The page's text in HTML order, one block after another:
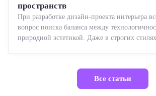
пространств
При разработке дизайн-проекта интерьера
вопрос поиска баланса между
природной эстетикой. Даже в строгих
Все статьи